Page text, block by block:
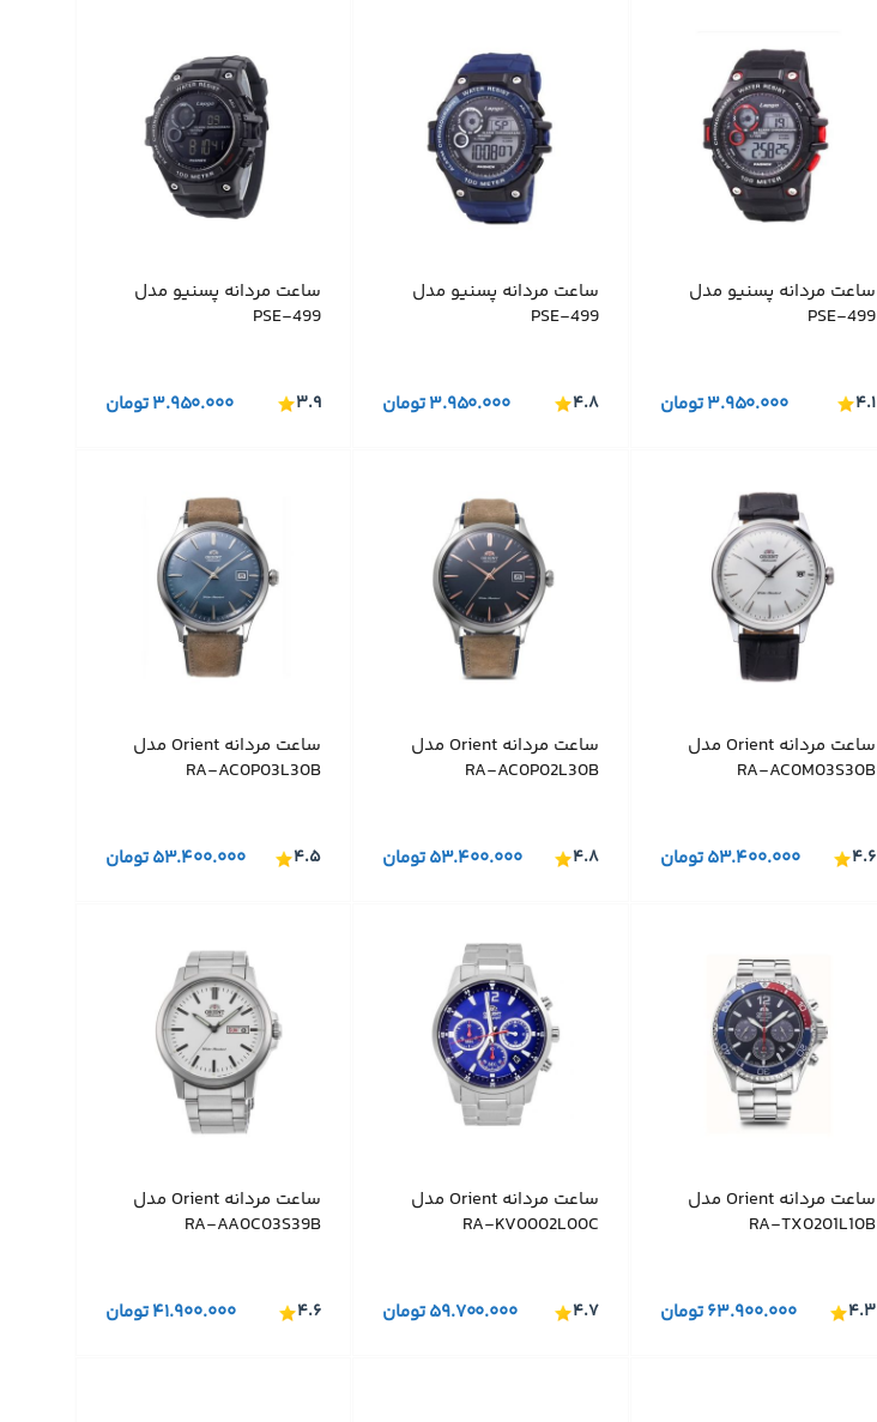
ساعت مردانه پسنیو مدل
PSE-499
۳.۹۵۰.۰۰۰تومان ۴.۱
ساعت مردانه پسنیو مدل
PSE-499
۳.۹۵۰.۰۰۰تومان ۴.۸
ساعت مردانه پسنیو مدل
PSE-499
۳.۹۵۰.۰۰۰تومان ۳.۹
ساعت مردانه Orient مدل
RA-AC0M03S30B
۵۳.۴۰۰.۰۰۰تومان ۴.۶
ساعت مردانه Orient مدل
RA-AC0P02L30B
۵۳.۴۰۰.۰۰۰تومان ۴.۸
ساعت مردانه Orient مدل
RA-AC0P03L30B
۵۳.۴۰۰.۰۰۰تومان ۴.۵
ساعت مردانه Orient مدل
RA-TX0201L10B
۶۳.۹۰۰.۰۰۰تومان ۴.۳
ساعت مردانه Orient مدل
RA-KV0002L00C
۵۹.۷۰۰.۰۰۰تومان ۴.۷
ساعت مردانه Orient مدل
RA-AA0C03S39B
۴۱.۹۰۰.۰۰۰تومان ۴.۶